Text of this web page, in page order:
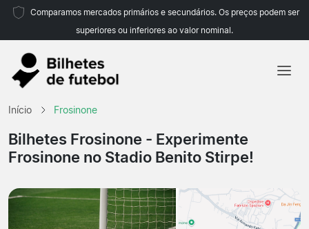
Comparamos mercados primários e secundários. Os preços podem ser
superiores ou inferiores ao valor nominal.
Equipas
Campeonatos
Início Frosinone
Bilhetes Frosinone - Experimente
Frosinone no Stadio Benito Stirpe!